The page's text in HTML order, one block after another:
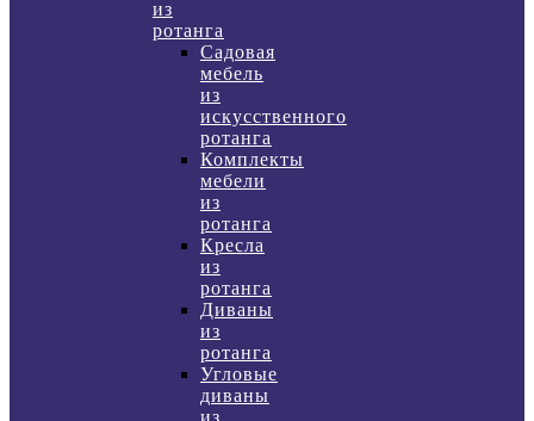
из
ротанга
Садовая
мебель
из
искусственного
ротанга
Комплекты
мебели
из
ротанга
Кресла
из
ротанга
Диваны
из
ротанга
Угловые
диваны
из